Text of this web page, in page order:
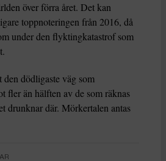
över förra året. Det kan
toppnoteringen från 2016, då
under den flyktingkatastrof som
den dödligaste väg som
fler än hälften av de som räknas
drunknar där. Mörkertalen antas